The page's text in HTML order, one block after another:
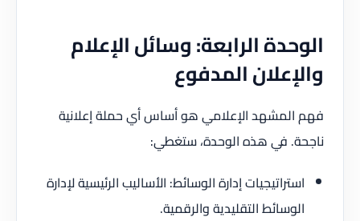
الوحدة الرابعة: وسائل الإعلام
والإعلان المدفوع
فهم المشهد الإعلامي هو أساس أي حملة إعلانية
ناجحة. في هذه الوحدة، ستغطي:
استراتيجيات إدارة الوسائط: الأساليب الرئيسية لإدارة
الوسائط التقليدية والرقمية.